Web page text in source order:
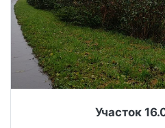
Участок